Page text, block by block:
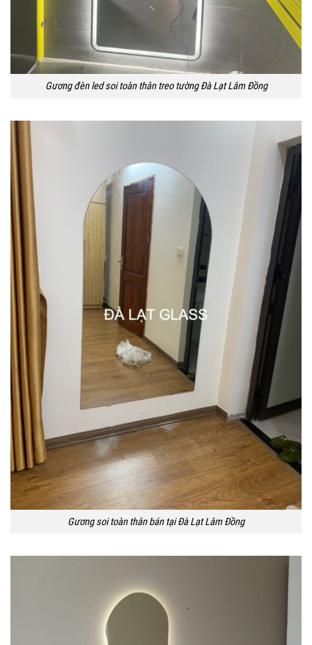
Gương đèn led soi toàn thân treo tường Đà Lạt Lâm Đồng
Gương soi toàn thân bán tại Đà Lạt Lâm Đồng